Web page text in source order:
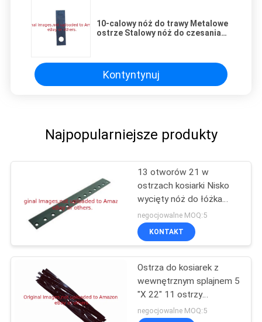
10-calowy nóż do trawy Metalowe
ostrze Stalowy nóż do czesania
Kontyntynuj
Najpopularniejsze produkty
13 otworów 21 w
ostrzach kosiarki Nisko
wycięty nóż do łóżka
G93-4262 Pasuje do
kosiarki Toro
negocjowalne MOQ:5
KONTAKT
Ostrza do kosiarek z
wewnętrznym splajnem 5
"X 22" 11 ostrzy
GAMT2886
negocjowalne MOQ:5